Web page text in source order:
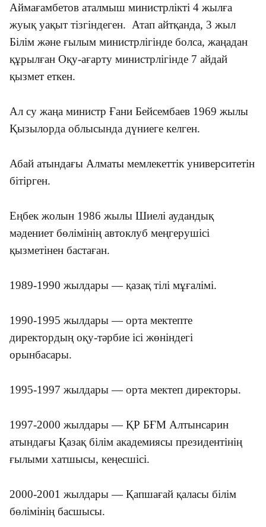
Аймағамбетов аталмыш министрлікті 4 жылға
жуық уақыт тізгіндеген. Атап айтқанда, 3 жыл
Білім және ғылым министрлігінде болса, жаңадан
құрылған Оқу-ағарту министрлігінде 7 айдай
қызмет еткен.
Ал су жаңа министр Ғани Бейсембаев 1969 жылы
Қызылорда облысында дүниеге келген.
Абай атындағы Алматы мемлекеттік университетін
бітірген.
Еңбек жолын 1986 жылы Шиелі аудандық
мәдениет бөлімінің автоклуб меңгерушісі
қызметінен бастаған.
1989-1990 жылдары — қазақ тілі мұғалімі.
1990-1995 жылдары — орта мектепте
директордың оқу-тәрбие ісі жөніндегі
орынбасары.
1995-1997 жылдары — орта мектеп директоры.
1997-2000 жылдары — ҚР БҒМ Алтынсарин
атындағы Қазақ білім академиясы президентінің
ғылыми хатшысы, кеңесшісі.
2000-2001 жылдары — Қапшағай қаласы білім
бөлімінің басшысы.